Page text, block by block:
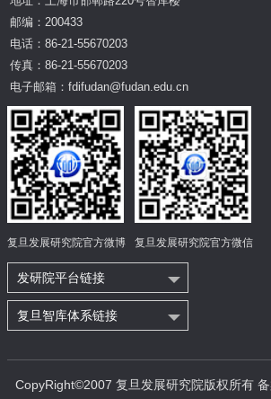
邮编：200433
电话：86-21-55670203
传真：86-21-55670203
电子邮箱：fdifudan@fudan.edu.cn
复旦发展研究院官方微博 复旦发展研究院官方微信
发研院平台链接
复旦智库体系链接
CopyRight©2007 复旦发展研究院版权所有